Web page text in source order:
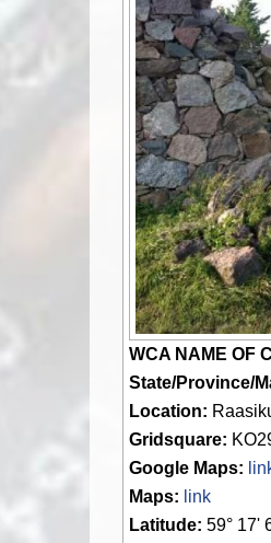
WCA NAME OF
State/Province/
Location:
Gridsquare:
Google Maps:
Maps: link
Latitude: 59° 17'